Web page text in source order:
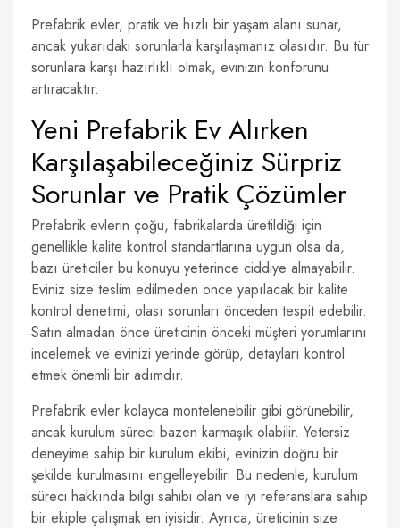
Prefabrik evler, pratik ve hızlı bir yaşam alanı sunar,
ancak yukarıdaki sorunlarla karşılaşmanız olasıdır. Bu tür
sorunlara karşı hazırlıklı olmak, evinizin konforunu
artıracaktır.
Yeni Prefabrik Ev Alırken
Karşılaşabileceğiniz Sürpriz
Sorunlar ve Pratik Çözümler
Prefabrik evlerin çoğu, fabrikalarda üretildiği için
genellikle kalite kontrol standartlarına uygun olsa da,
bazı üreticiler bu konuyu yeterince ciddiye almayabilir.
Eviniz size teslim edilmeden önce yapılacak bir kalite
kontrol denetimi, olası sorunları önceden tespit edebilir.
Satın almadan önce üreticinin önceki müşteri yorumlarını
incelemek ve evinizi yerinde görüp, detayları kontrol
etmek önemli bir adımdır.
Prefabrik evler kolayca montelenebilir gibi görünebilir,
ancak kurulum süreci bazen karmaşık olabilir. Yetersiz
deneyime sahip bir kurulum ekibi, evinizin doğru bir
şekilde kurulmasını engelleyebilir. Bu nedenle, kurulum
süreci hakkında bilgi sahibi olan ve iyi referanslara sahip
bir ekiple çalışmak en iyisidir. Ayrıca, üreticinin size